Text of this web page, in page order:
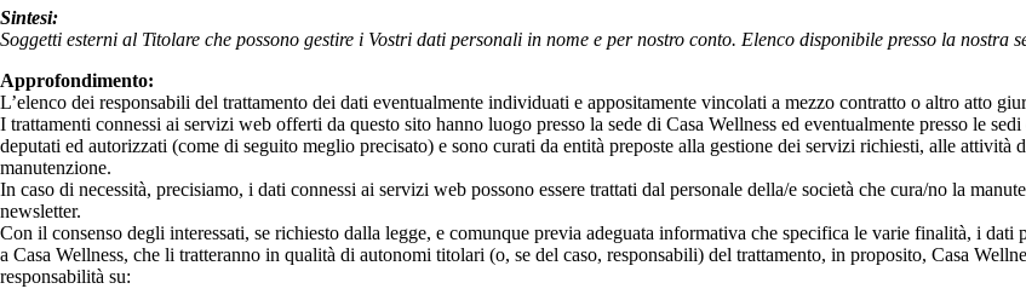
Sintesi:
Soggetti esterni al Titolare che possono gestire i Vostri dati personali in nome e per nostro conto. Elenco disponibile presso la
Approfondimento:
L’elenco dei responsabili del trattamento dei dati eventualmente individuati e appositamente vincolati a mezzo contratto o altro atto
I trattamenti connessi ai servizi web offerti da questo sito hanno luogo presso la sede di Casa Wellness ed eventualmente presso le
deputati ed autorizzati (come di seguito meglio precisato) e sono curati da entità preposte alla gestione dei servizi richiesti, alle attività
manutenzione.
In caso di necessità, precisiamo, i dati connessi ai servizi web possono essere trattati dal personale della/e società che cura/no la
newsletter.
Con il consenso degli interessati, se richiesto dalla legge, e comunque previa adeguata informativa che specifica le varie finalità, i
a Casa Wellness, che li tratteranno in qualità di autonomi titolari (o, se del caso, responsabili) del trattamento, in proposito, Casa
responsabilità su: